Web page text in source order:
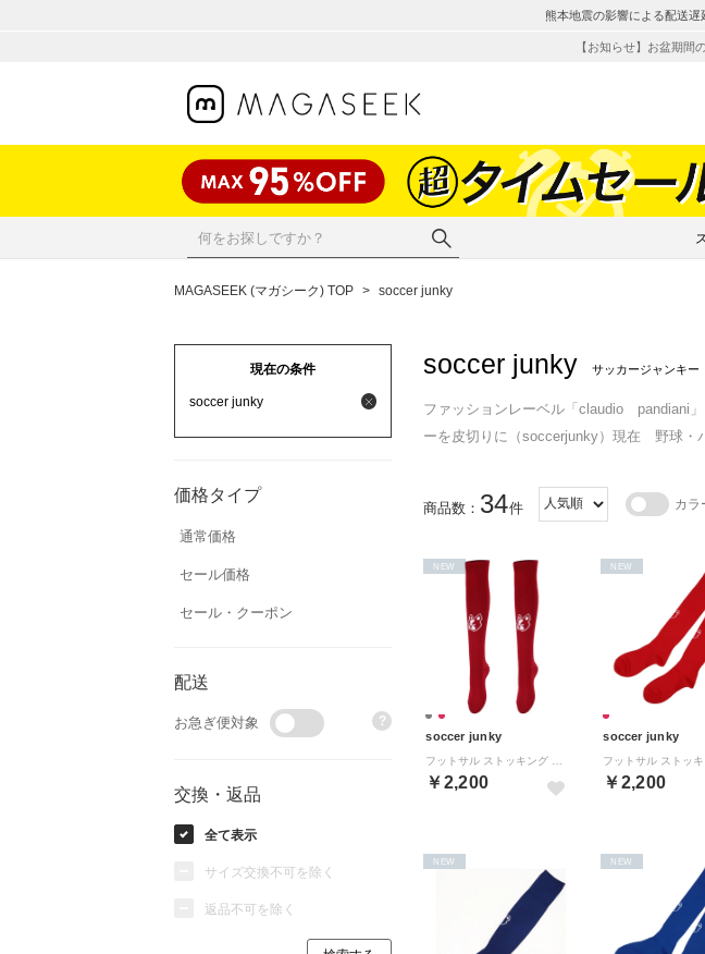
熊本地震の影響による配送遅
【お知らせ】お盆期間
MAGASEEK (マガシーク) TOP > soccer junky
現在の条件
soccer junky
価格タイプ
通常価格
セール価格
セール・クーポン
配送
お急ぎ便対象 ?
交換・返品
全て表示
サイズ交換不可を除く
返品不可を除く
soccer junky サッカージャンキー
ファッションレーベル「claudio pandiani
ーを皮切りに（soccerjunky）現在 野球・
商品数： 34件 カラ
soccer junky
￥2,200
NEW
soccer junky
￥2,200
NEW
NEW NEW